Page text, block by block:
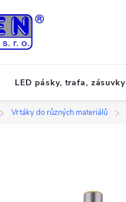
LED pásky, trafa, zásuvky
Vrtáky do různých materiálů